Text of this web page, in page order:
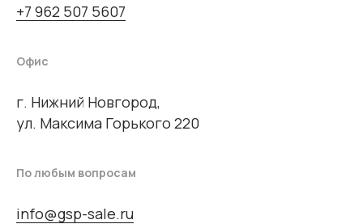
+7 962 507 5607
Офис
г. Нижний Новгород,
ул. Максима Горького 220
По любым вопросам
info@gsp-sale.ru